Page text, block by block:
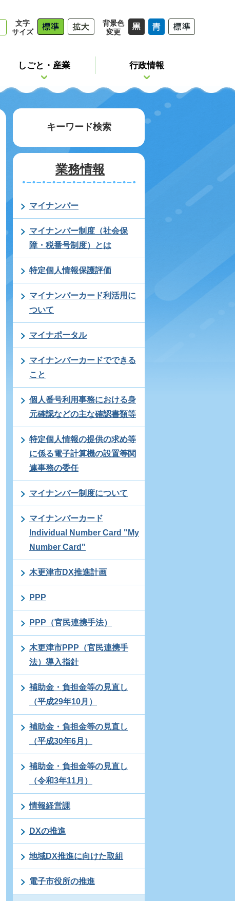
文字
サイズ
背景色
変更
しごと・産業 行政情報
キーワード検索
業務情報
マイナンバー
マイナンバー制度（社会保
障・税番号制度）とは
特定個人情報保護評価
マイナンバーカード利活用に
ついて
マイナポータル
マイナンバーカードでできる
こと
個人番号利用事務における身
元確認などの主な確認書類等
特定個人情報の提供の求め等
に係る電子計算機の設置等関
連事務の委任
マイナンバー制度について
マイナンバーカード
Individual Number Card "My
Number Card"
木更津市DX推進計画
PPP
PPP（官民連携手法）
木更津市PPP（官民連携手
法）導入指針
補助金・負担金等の見直し
（平成29年10月）
補助金・負担金等の見直し
（平成30年6月）
補助金・負担金等の見直し
（令和3年11月）
情報経営課
DXの推進
地域DX推進に向けた取組
電子市役所の推進